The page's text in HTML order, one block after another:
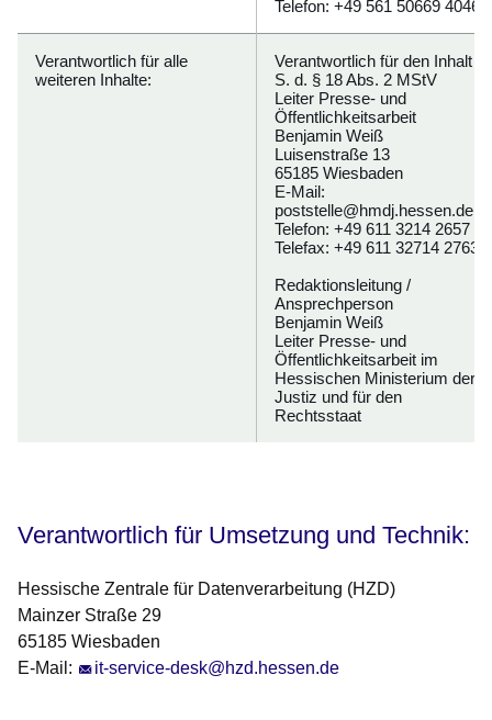
Telefon: +49 561 50669 4046
Verantwortlich für alle
weiteren Inhalte:
Verantwortlich für den Inhalt i.
S. d. § 18 Abs. 2 MStV
Leiter Presse- und
Öffentlichkeitsarbeit
Benjamin Weiß
Luisenstraße 13
65185 Wiesbaden
E-Mail:
poststelle@hmdj.hessen.de
Telefon: +49 611 3214 2657
Telefax: +49 611 32714 2763
Redaktionsleitung /
Ansprechperson
Benjamin Weiß
Leiter Presse- und
Öffentlichkeitsarbeit im
Hessischen Ministerium der
Justiz und für den
Rechtsstaat
Verantwortlich für Umsetzung und Technik:
Hessische Zentrale für Datenverarbeitung (HZD)
Mainzer Straße 29
65185 Wiesbaden
E-Mail:
it-service-desk@hzd.hessen.de